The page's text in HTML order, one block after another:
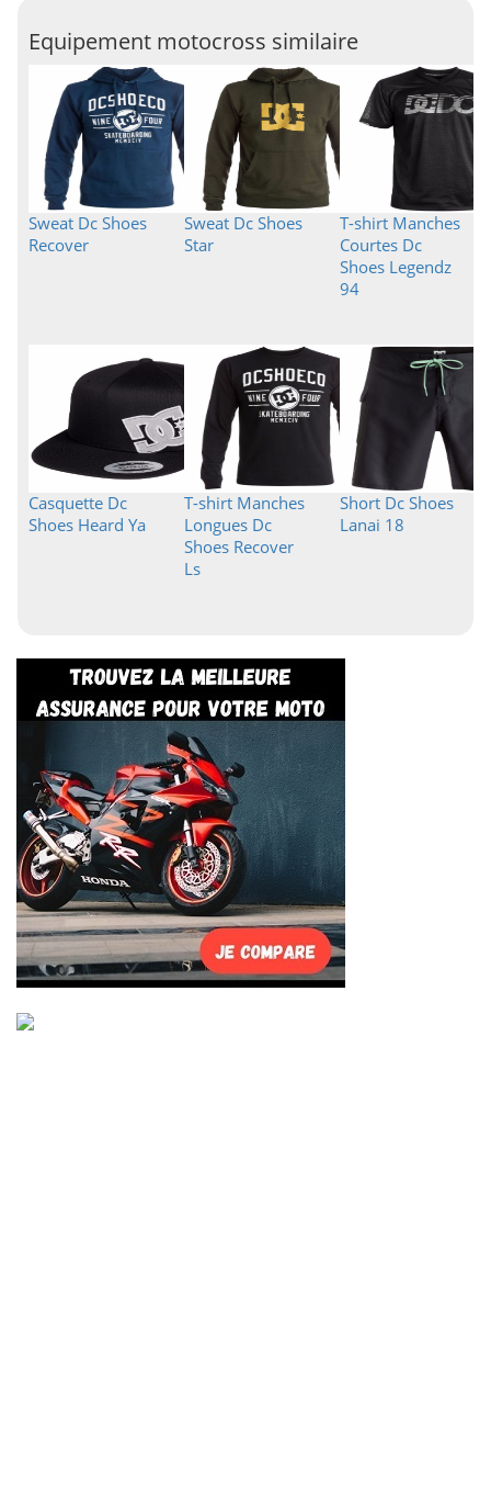
Equipement motocross similaire
Sweat Dc Shoes
Recover
Sweat Dc Shoes
Star
T-shirt Manches
Courtes Dc
Shoes Legendz
94
Casquette Dc
Shoes Heard Ya
T-shirt Manches
Longues Dc
Shoes Recover
Ls
Short Dc Shoes
Lanai 18